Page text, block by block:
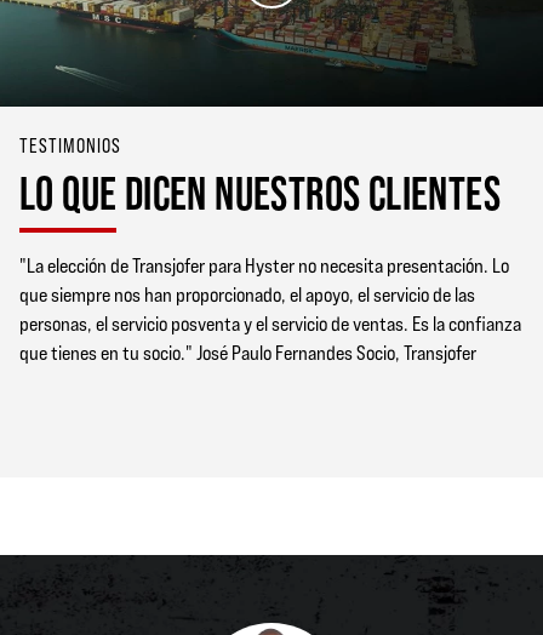
TESTIMONIOS
LO QUE DICEN NUESTROS CLIENTES
"La elección de Transjofer para Hyster no necesita presentación. Lo
que siempre nos han proporcionado, el apoyo, el servicio de las
personas, el servicio posventa y el servicio de ventas. Es la confianza
que tienes en tu socio." José Paulo Fernandes Socio, Transjofer